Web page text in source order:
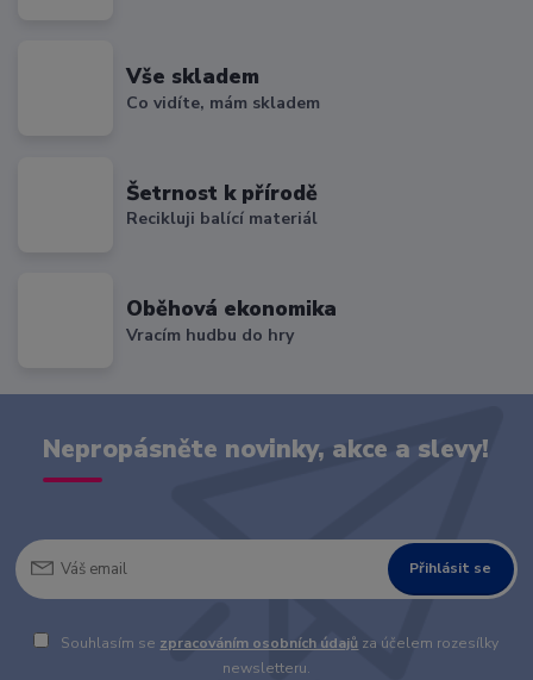
Vše skladem
Co vidíte, mám skladem
Šetrnost k přírodě
Recikluji balící materiál
Oběhová ekonomika
Vracím hudbu do hry
Nepropásněte novinky, akce a slevy!
Přihlásit se
Souhlasím se zpracováním osobních údajů za účelem rozesílky
newsletteru.